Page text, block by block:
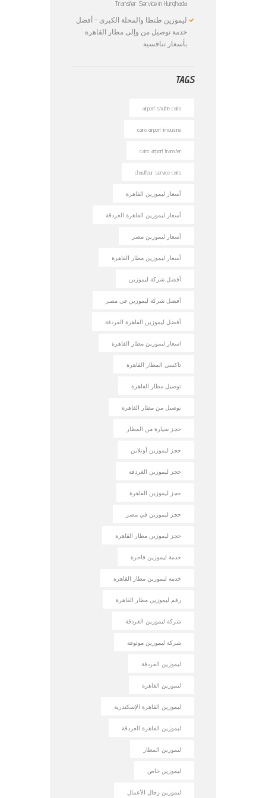
Transfer Service in Hurghada
ليموزين طنطا والمحلة الكبرى – أفضل
خدمة توصيل من وإلى مطار القاهرة
بأسعار تنافسية
TAGS
airport shuttle cairo
cairo airport limousine
cairo airport transfer
chauffeur service cairo
أسعار ليموزين القاهرة
أسعار ليموزين القاهرة الغردقة
أسعار ليموزين مصر
أسعار ليموزين مطار القاهرة
أفضل شركة ليموزين
أفضل شركة ليموزين في مصر
أفضل ليموزين القاهرة الغردقة
اسعار ليموزين مطار القاهرة
تاكسي المطار القاهرة
توصيل مطار القاهرة
توصيل من مطار القاهرة
حجز سيارة من المطار
حجز ليموزين أونلاين
حجز ليموزين الغردقة
حجز ليموزين القاهرة
حجز ليموزين في مصر
حجز ليموزين مطار القاهرة
خدمة ليموزين فاخرة
خدمة ليموزين مطار القاهرة
رقم ليموزين مطار القاهرة
شركة ليموزين الغردقة
شركة ليموزين موثوقة
ليموزين الغردقة
ليموزين القاهرة
ليموزين القاهرة الإسكندرية
ليموزين القاهرة الغردقة
ليموزين المطار
ليموزين خاص
ليموزين رجال الأعمال